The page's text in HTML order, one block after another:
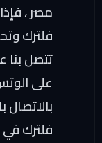
مصر ،
فلترك
تتصل بنا
على
فلترك